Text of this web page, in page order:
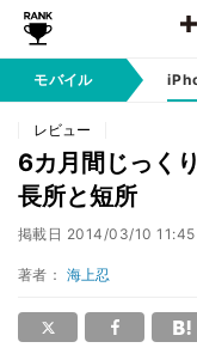
モバイル
レビュー
6カ月間じっく
長所と短所
掲載日 2014/03/10 11:45
著者： 海上忍